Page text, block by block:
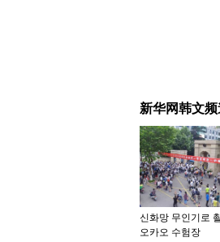
新华网韩文频
신화망 무인기로
오카오 수험장